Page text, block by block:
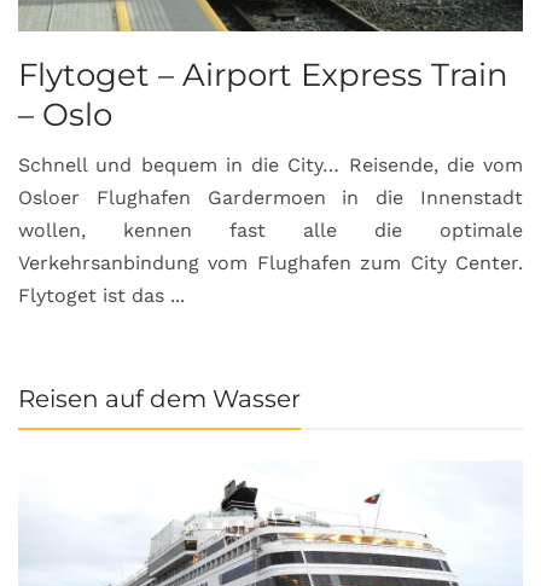
Flytoget – Airport Express Train
– Oslo
Schnell und bequem in die City… Reisende, die vom
Osloer Flughafen Gardermoen in die Innenstadt
wollen, kennen fast alle die optimale
Verkehrsanbindung vom Flughafen zum City Center.
Flytoget ist das ...
Reisen auf dem Wasser